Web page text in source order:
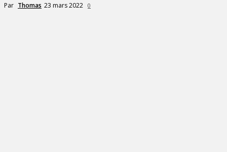
Par Thomas 23 mars 2022 0